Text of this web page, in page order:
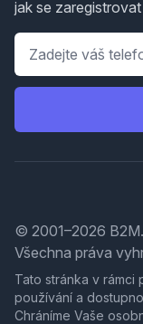
jak se
Telefon
© 2001–2026
Všechna práva
Tato stránka v rámci
používání a
Chráníme Vaše